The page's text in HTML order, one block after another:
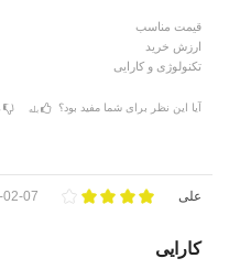
قیمت مناسب
ارزش خرید
تکنولوژی و کارایی
آیا این نظر برای شما مفید بود؟ بله
علی 07
کارایی